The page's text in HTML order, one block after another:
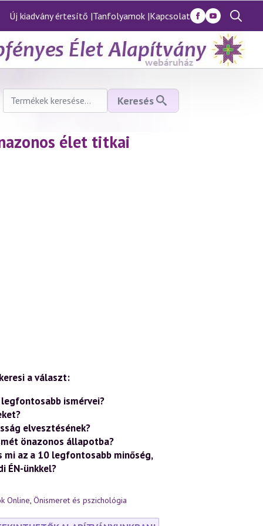
Új kiadvány értesítő |Tanfolyamok |Kapcsolat
Search
for:
Keresés
következőre:
Keresés
élet titkai
a választ:
ismérvei?
elvesztésének?
önazonos állapotba?
az a 10 legfontosabb minőség,
ÉN-ünkkel?
Online, Önismeret és pszichológia